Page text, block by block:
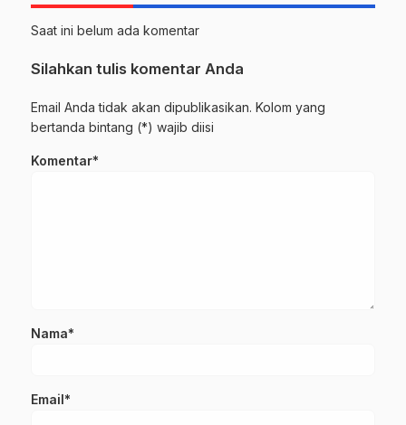
Saat ini belum ada komentar
Silahkan tulis komentar Anda
Email Anda tidak akan dipublikasikan. Kolom yang
bertanda bintang (*) wajib diisi
Komentar*
Nama*
Email*